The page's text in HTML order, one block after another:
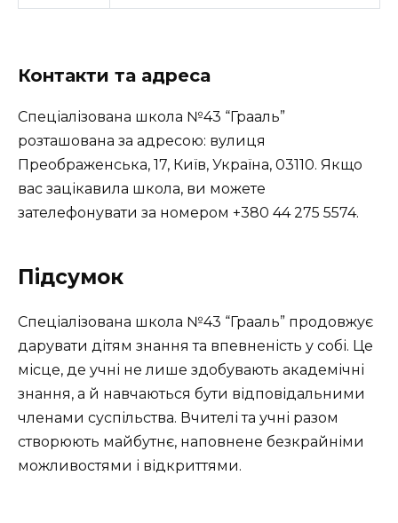
Контакти та адреса
Спеціалізована школа №43 “Грааль”
розташована за адресою: вулиця
Преображенська, 17, Київ, Україна, 03110. Якщо
вас зацікавила школа, ви можете
зателефонувати за номером +380 44 275 5574.
Підсумок
Спеціалізована школа №43 “Грааль” продовжує
дарувати дітям знання та впевненість у собі. Це
місце, де учні не лише здобувають академічні
знання, а й навчаються бути відповідальними
членами суспільства. Вчителі та учні разом
створюють майбутнє, наповнене безкрайніми
можливостями і відкриттями.